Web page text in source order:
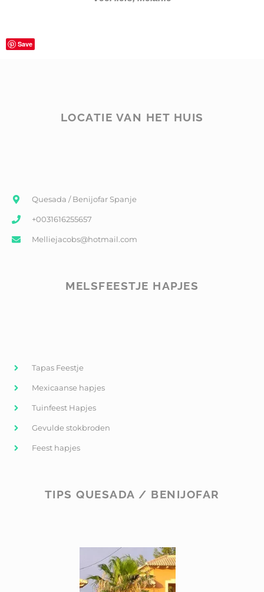
Save
LOCATIE VAN HET HUIS
Quesada / Benijofar Spanje
+0031616255657
Melliejacobs@hotmail.com
MELSFEESTJE HAPJES
Tapas Feestje
Mexicaanse hapjes
Tuinfeest Hapjes
Gevulde stokbroden
Feest hapjes
TIPS QUESADA / BENIJOFAR